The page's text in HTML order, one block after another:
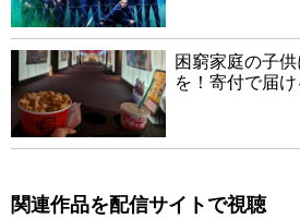
困窮家庭の子
を！寄付で届
関連作品を配信サイトで視聴